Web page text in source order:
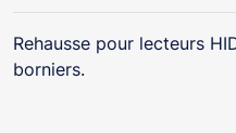
Rehausse pour lecteurs
borniers.